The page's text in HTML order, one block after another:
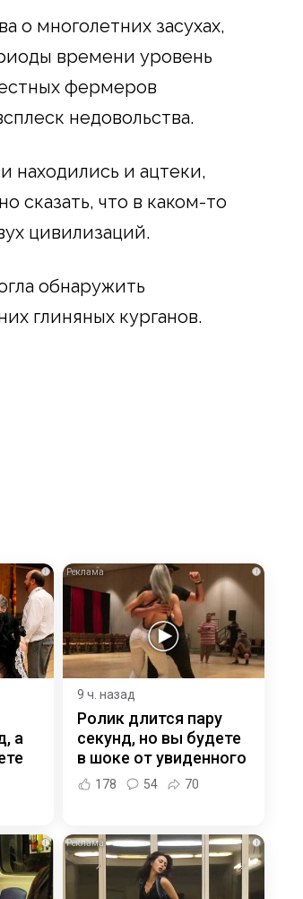
о многолетних засухах,
времени уровень
фермеров
недовольства.
находились и ацтеки,
сказать, что в каком-то
цивилизаций.
обнаружить
глиняных курганов.
i
а
i
9 ч. назад
Ролик длится пару
секунд, но вы будете
в шоке от увиденного
178 54 70
i i